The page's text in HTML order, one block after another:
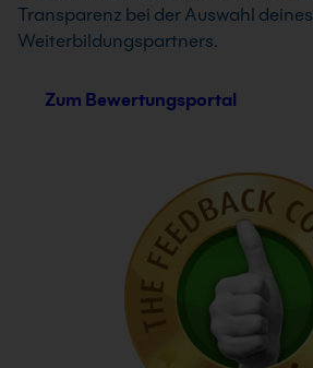
Transparenz bei der Auswahl deines
Weiterbildungspartners.
Zum Bewertungsportal